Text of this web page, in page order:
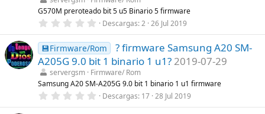
r
e
l
a
(
s
)
G570M preroteado bit 5 u5 Binario 5 firmware
0
0
0
e
s
t
r
e
l
Descargas 2 26 Jul 2019
💾Firmware/Rom
? firmware Samsung A20 SM-
A205G 9.0 bit 1 binario 1 u1? 2019-07-29
servergsm Firmware/ Rom
Samsung A20 SM-A205G 9.0 bit 1 binario 1 u1 firmware
0
0
Descargas 17 28 Jul 2019